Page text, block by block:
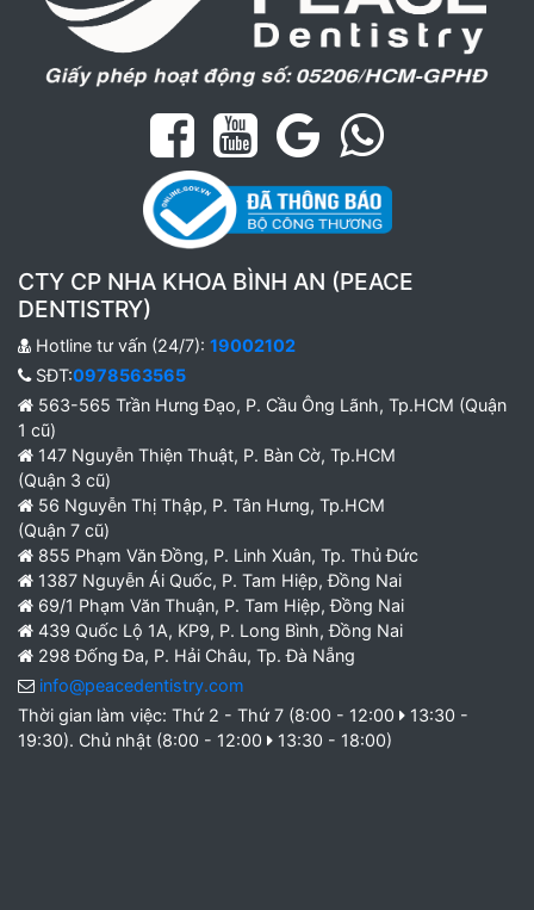
CTY CP NHA KHOA BÌNH AN (PEACE
DENTISTRY)
Hotline tư vấn (24/7): 19002102
SĐT:0978563565
563-565 Trần Hưng Đạo, P. Cầu Ông Lãnh, Tp.HCM (Quận
1 cũ)
147 Nguyễn Thiện Thuật, P. Bàn Cờ, Tp.HCM
(Quận 3 cũ)
56 Nguyễn Thị Thập, P. Tân Hưng, Tp.HCM
(Quận 7 cũ)
855 Phạm Văn Đồng, P. Linh Xuân, Tp. Thủ Đức
1387 Nguyễn Ái Quốc, P. Tam Hiệp, Đồng Nai
69/1 Phạm Văn Thuận, P. Tam Hiệp, Đồng Nai
439 Quốc Lộ 1A, KP9, P. Long Bình, Đồng Nai
298 Đống Đa, P. Hải Châu, Tp. Đà Nẵng
info@peacedentistry.com
Thời gian làm việc: Thứ 2 - Thứ 7 (8:00 - 12:00
13:30 -
19:30). Chủ nhật (8:00 - 12:00
13:30 - 18:00)